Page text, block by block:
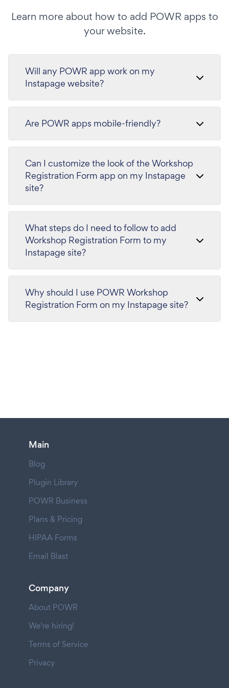
Learn more about how to add POWR apps to
your website.
Will any POWR app work on my
Instapage website?
Are POWR apps mobile-friendly?
Can I customize the look of the Workshop
Registration Form app on my Instapage
site?
What steps do I need to follow to add
Workshop Registration Form to my
Instapage site?
Why should I use POWR Workshop
Registration Form on my Instapage site?
Main
Blog
Plugin Library
POWR Business
Plans & Pricing
HIPAA Forms
Email Blast
Company
About POWR
We're hiring!
Terms of Service
Privacy